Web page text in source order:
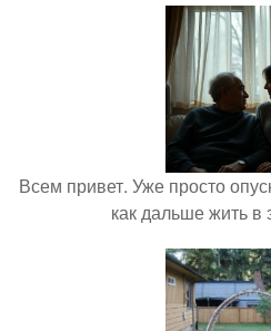
Всем привет. Уже просто
как дальше жить в